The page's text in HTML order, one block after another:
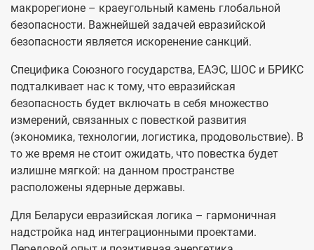
макрорегионе – краеугольный камень глобальной
безопасности. Важнейшей задачей евразийской
безопасности является искоренение санкций.
Специфика Союзного государства, ЕАЭС, ШОС и БРИКС
подталкивает нас к тому, что евразийская
безопасность будет включать в себя множество
измерений, связанных с повесткой развития
(экономика, технологии, логистика, продовольствие). В
то же время не стоит ожидать, что повестка будет
излишне мягкой: на данном пространстве
расположены ядерные державы.
Для Беларуси евразийская логика – гармоничная
надстройка над интеграционными проектами.